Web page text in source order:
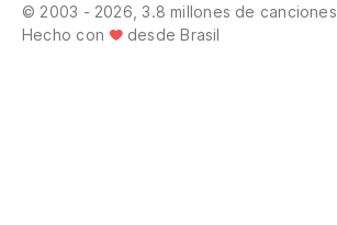
© 2003 - 2026, 3.8 millones de canciones
Hecho con
desde Brasil